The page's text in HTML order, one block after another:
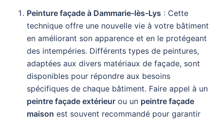
Peinture façade à Dammarie-lès-Lys : Cette
technique offre une nouvelle vie à votre bâtiment
en améliorant son apparence et en le protégeant
des intempéries. Différents types de peintures,
adaptées aux divers matériaux de façade, sont
disponibles pour répondre aux besoins
spécifiques de chaque bâtiment. Faire appel à un
peintre façade extérieur ou un peintre façade
maison est souvent recommandé pour garantir